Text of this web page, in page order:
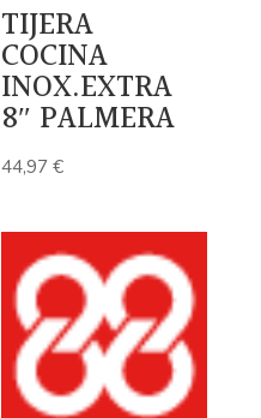
TIJERA
COCINA
INOX.EXTRA
8″ PALMERA
44,97€